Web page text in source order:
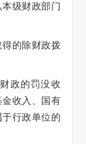
级财政部门
的除财政拨
政的罚没收
收入、国有
行政单位的